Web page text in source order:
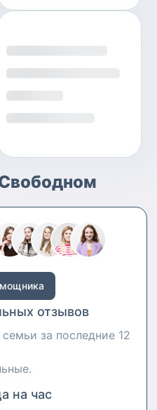
отзывов
за последние 12
на час